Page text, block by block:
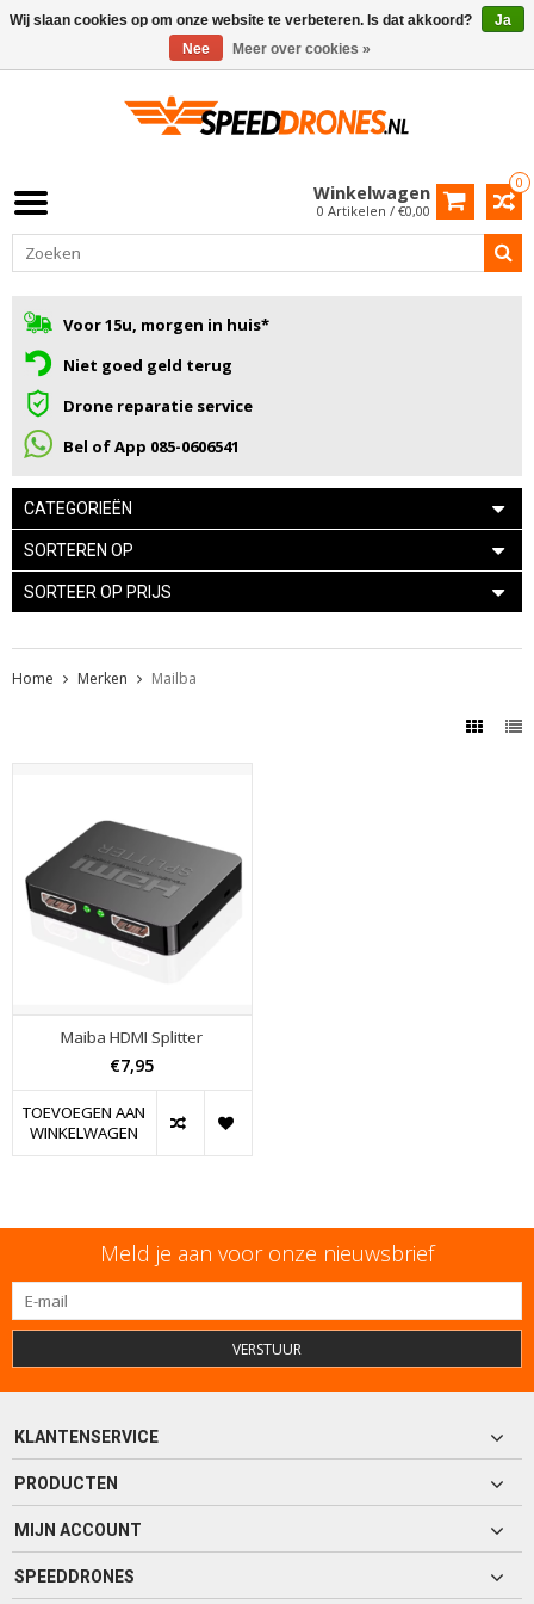
0
Winkelwagen
0 Artikelen / €0,00
Voor 15u, morgen in huis*
Niet goed geld terug
Drone reparatie service
Bel of App 085-0606541
CATEGORIEËN
SORTEREN OP
SORTEER OP PRIJS
Home Merken Mailba
Maiba HDMI Splitter
€7,95
TOEVOEGEN AAN
WINKELWAGEN
Meld je aan voor onze nieuwsbrief
VERSTUUR
KLANTENSERVICE
PRODUCTEN
MIJN ACCOUNT
SPEEDDRONES
Wij slaan cookies op om onze website te verbeteren. Is dat akkoord?
Ja
Nee
Meer over cookies »